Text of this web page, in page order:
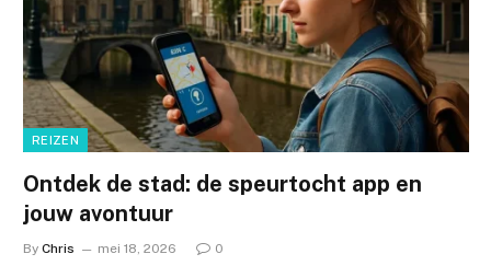
REIZEN
Ontdek de stad: de speurtocht app en
jouw avontuur
By Chris mei 18, 2026 0